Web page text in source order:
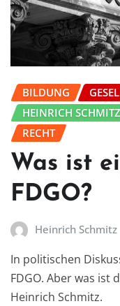
BILDUNG
HEINRICH
RECHT
Was ist
FDGO?
Heinrich Schmitz
In politischen
FDGO. Aber was ist
Heinrich Schmitz.